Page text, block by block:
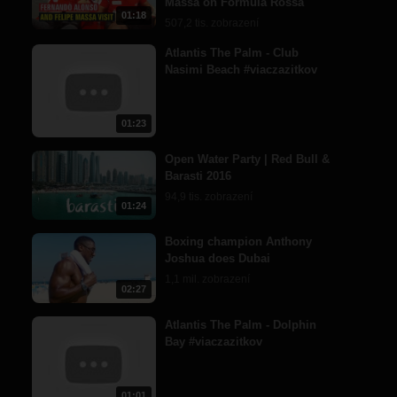
01:18
01:23
Atlantis The Palm - Club
Nasimi Beach #viaczazitkov
01:24
Open Water Party | Red Bull &
Barasti 2016
02:27
Boxing champion Anthony
Joshua does Dubai
Atlantis The Palm - Dolphin
Bay #viaczazitkov